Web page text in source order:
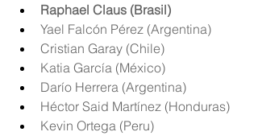
Raphael Claus (Brasil)
Yael Falcón Pérez (Argentina)
Cristian Garay (Chile)
Katia García (México)
Darío Herrera (Argentina)
Héctor Said Martínez (Honduras)
Kevin Ortega (Peru)